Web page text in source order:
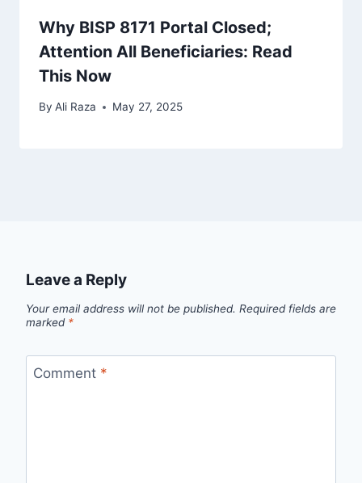
Why BISP 8171 Portal Closed;
Attention All Beneficiaries: Read
This Now
By Ali Raza May 27, 2025
Leave a Reply
Your email address will not be published. Required fields are
marked *
Comment *